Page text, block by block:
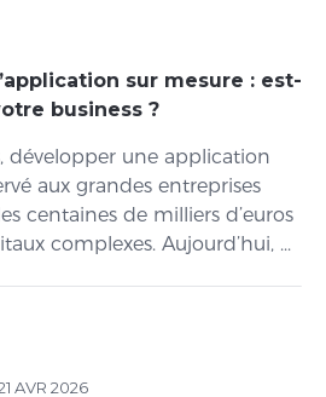
sur mesure : est-
business ?
développer une application
aux grandes entreprises
centaines de milliers d’euros
complexes. Aujourd’hui, ...
AVR 2026